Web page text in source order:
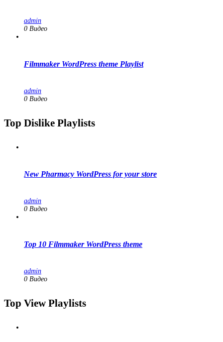
admin
0 Видео
Filmmaker WordPress theme Playlist
admin
0 Видео
Top Dislike Playlists
New Pharmacy WordPress for your store
admin
0 Видео
Top 10 Filmmaker WordPress theme
admin
0 Видео
Top View Playlists